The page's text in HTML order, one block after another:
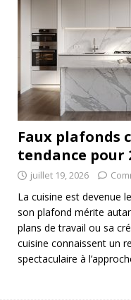
Faux plafonds
tendance pour
juillet 19, 2026
La cuisine est devenue
son plafond mérite
plans de travail ou sa
cuisine connaissent un
spectaculaire à